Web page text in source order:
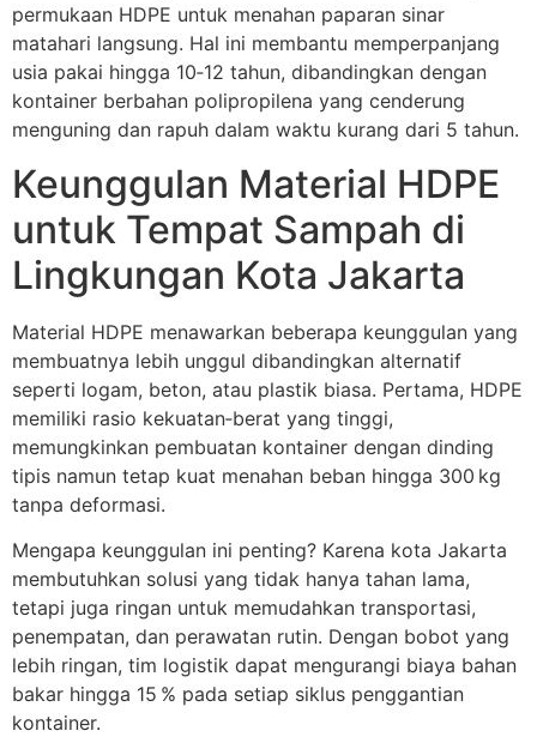
permukaan HDPE untuk menahan paparan sinar
matahari langsung. Hal ini membantu memperpanjang
usia pakai hingga 10‑12 tahun, dibandingkan dengan
kontainer berbahan polipropilena yang cenderung
menguning dan rapuh dalam waktu kurang dari 5 tahun.
Keunggulan Material HDPE
untuk Tempat Sampah di
Lingkungan Kota Jakarta
Material HDPE menawarkan beberapa keunggulan yang
membuatnya lebih unggul dibandingkan alternatif
seperti logam, beton, atau plastik biasa. Pertama, HDPE
memiliki rasio kekuatan‑berat yang tinggi,
memungkinkan pembuatan kontainer dengan dinding
tipis namun tetap kuat menahan beban hingga 300 kg
tanpa deformasi.
Mengapa keunggulan ini penting? Karena kota Jakarta
membutuhkan solusi yang tidak hanya tahan lama,
tetapi juga ringan untuk memudahkan transportasi,
penempatan, dan perawatan rutin. Dengan bobot yang
lebih ringan, tim logistik dapat mengurangi biaya bahan
bakar hingga 15 % pada setiap siklus penggantian
kontainer.